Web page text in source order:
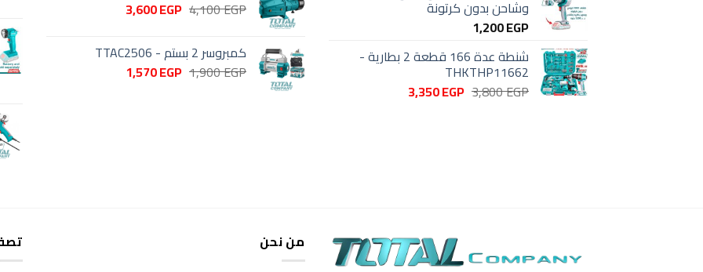
وشاحن بدون كرتونة
1,200EGP
شنطة عدة 166 قطعة 2 بطارية -
THKTHP11662
3,800EGP السعر3,350EGP السعر
4,100EGP السعر
4,100 EGP.
3,600EGP السعر
3,600 EGP.
كمبروسر 2 بستم - TTAC2506
1,900EGP السعر1,570EGP
من نحن